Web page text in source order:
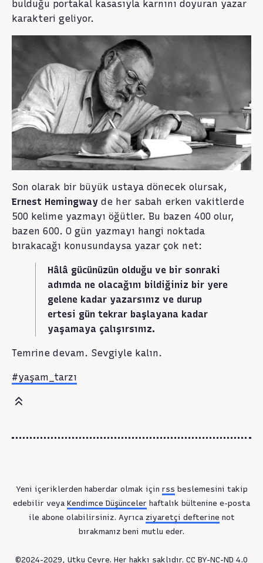
bulduğu portakal kasasıyla karnını doyuran yazar
karakteri geliyor.
Son olarak bir büyük ustaya dönecek olursak,
Ernest Hemingway de her sabah erken vakitlerde
500 kelime yazmayı öğütler. Bu bazen 400 olur,
bazen 600. O gün yazmayı hangi noktada
bırakacağı konusundaysa yazar çok net:
Hâlâ gücünüzün olduğu ve bir sonraki
adımda ne olacağını bildiğiniz bir yere
gelene kadar yazarsınız ve durup
ertesi gün tekrar başlayana kadar
yaşamaya çalışırsınız.
Temrine devam. Sevgiyle kalın.
#yaşam_tarzı
Yeni içeriklerden haberdar olmak için rss beslemesini takip
edebilir veya Kendimce Düşünceler haftalık bültenine e-posta
ile abone olabilirsiniz. Ayrıca ziyaretçi defterine not
bırakmanız beni mutlu eder.
©2024-2029, Utku Cevre. Her hakkı saklıdır. CC BY-NC-ND 4.0